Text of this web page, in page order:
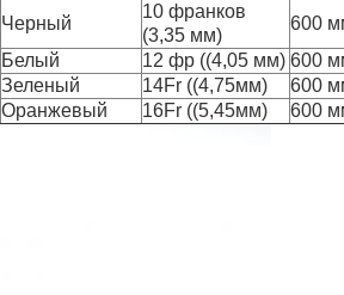
Черный
10 франков
(3,35 мм)
600
Белый 12 фр ((4,05 мм) 600
Зеленый 14Fr ((4,75мм)
600
Оранжевый 16Fr ((5,45мм) 600